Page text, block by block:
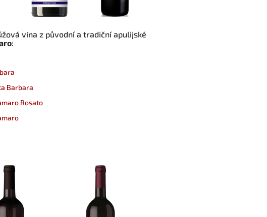
vína z původní a tradiční apulijské
:
Barbara
Rosato